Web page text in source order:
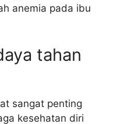
anemia pada ibu
tahan
sangat penting
kesehatan diri